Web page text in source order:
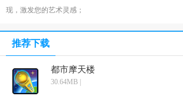
现，激发您的艺术灵感；
推荐下载
都市摩天楼
30.64MB |